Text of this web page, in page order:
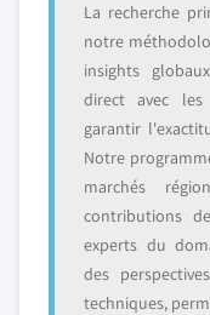
La recherche
notre
insights
direct avec
garantir
Notre
marchés
contributions
experts du
des
techniques,